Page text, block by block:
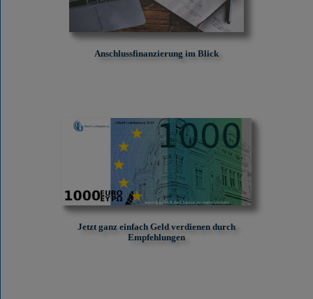
Anschlussfinanzierung im Blick
Jetzt ganz einfach Geld verdienen durch
Empfehlungen